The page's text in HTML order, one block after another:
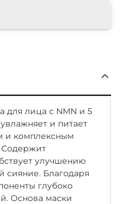
для лица с NMN и 5
и питает
и комплексным
Содержит
улучшению
сияние. Благодаря
глубоко
Основа маски